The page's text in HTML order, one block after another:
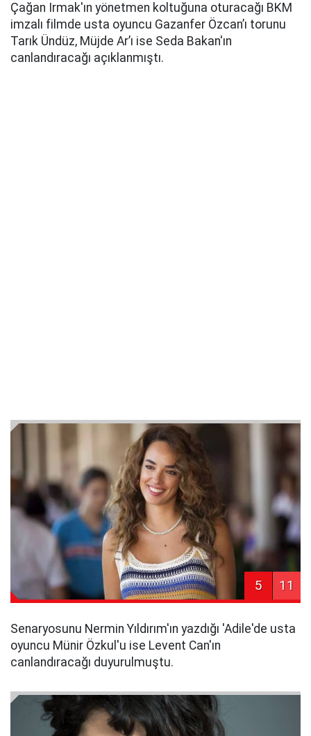
Çağan Irmak'ın yönetmen koltuğuna oturacağı BKM
imzalı filmde usta oyuncu Gazanfer Özcan’ı torunu
Tarık Ündüz, Müjde Ar’ı ise Seda Bakan'ın
canlandıracağı açıklanmıştı.
5 11
Senaryosunu Nermin Yıldırım'ın yazdığı 'Adile'de usta
oyuncu Münir Özkul'u ise Levent Can'ın
canlandıracağı duyurulmuştu.